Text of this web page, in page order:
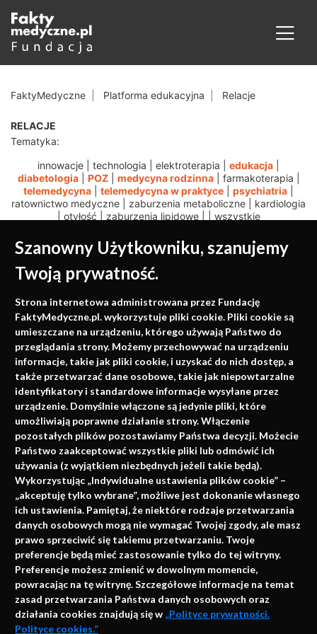
Szanowny Użytkowniku, szanujemy
Twoją prywatność.
Strona internetowa administrowana przez Fundację
FaktyMedyczne.pl. wykorzystuje pliki cookie. Pliki cookie są
umieszczane na urządzeniu, którego używają Państwo do
przeglądania strony. Możemy przechowywać na urządzeniu
informacje, takie jak pliki cookie, i uzyskać do nich dostęp, a
także przetwarzać dane osobowe, takie jak niepowtarzalne
identyfikatory i standardowe informacje wysyłane przez
urządzenie. Domyślnie włączone są jedynie pliki, które
umożliwiają poprawne działanie strony. Włączenie
pozostałych plików pozostawiamy Państwa decyzji. Możecie
Państwo zaakceptować wszystkie pliki lub odmówić ich
używania (z wyjątkiem niezbędnych jeżeli takie będą).
Wykorzystując „Indywidualne ustawienia plików cookie” –
„akceptuję tylko wybrane”, możliwe jest dokonanie własnego
ich ustawienia. Pamiętaj, że niektóre rodzaje przetwarzania
danych osobowych mogą nie wymagać Twojej zgody, ale masz
prawo sprzeciwić się takiemu przetwarzaniu. Twoje
preferencje będą mieć zastosowanie tylko do tej witryny.
Preferencje możesz zmienić w dowolnym momencie,
powracając na tę witrynę. Szczegółowe informacje na temat
zasad przetwarzania Państwa danych osobowych oraz
działania cookies znajdują się w „Polityce prywatności.
Polityce cookies.”
FaktyMedyczne Platforma edukacyjna Relacje
RELACJE
Tematyka:
innowacje
technologia elektroterapia edukacja
diabetologia| POZ| medycyna rodzinna| farmakoterapia
telemedycyna
telemedycyna w praktyce psychiatria
ratownictwo medyczne
zaburzenia metaboliczne
kardiologia
otyłość zaburzenia lipidowe| wszystkie
Medycyna oparta na
faktach
Konferencje, szkolenia, e-learning, wydawnictwo
Napisz do nas
info@faktymedyczne.pl
ul. Towarowa 2
43-460 Wisła
Redakcja medyczna:
ul. Wolności 338b